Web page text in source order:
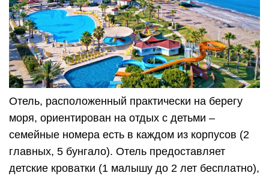
Отель, расположенный практически на берегу
моря, ориентирован на отдых с детьми –
семейные номера есть в каждом из корпусов (2
главных, 5 бунгало). Отель предоставляет
детские кроватки (1 малышу до 2 лет бесплатно),